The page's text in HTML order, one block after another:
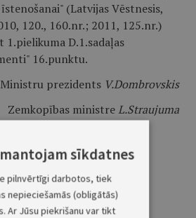
(Latvijas Vēstnesis,
120., 160.nr.; 2011, 125.nr.)
D.1.sadaļas
16.punktu.
Ministru prezidents V.Dombrovskis
Zemkopības ministreL.Straujuma
sīkdatnes
pilnvērtīgi darbotos, tiek
nepieciešamās (obligātās)
Ar Jūsu piekrišanu var tikt